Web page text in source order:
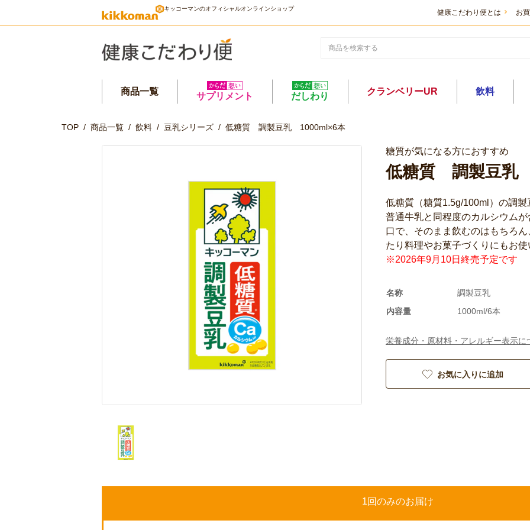
キッコーマンのオフィシャルオンラインショップ 健康こだわり便とは お
商品一覧 サプリメント だしわり クランベリーUR 飲料
TOP / 商品一覧 / 飲料 / 豆乳シリーズ / 低糖質 調製豆乳 1000ml×6本
糖質が気になる方におすすめ
低糖質 調製豆乳
低糖質（糖質1.5g/100ml）の調製
普通牛乳と同程度のカルシウム
口で、そのまま飲むのはもちろ
たり料理やお菓子づくりにもお
※2026年9月10日終売予定です
名称
調製豆乳
内容量
1000ml/6本
栄養成分・原材料・アレルギー表示に
お気に入りに追加
1回のみのお届け